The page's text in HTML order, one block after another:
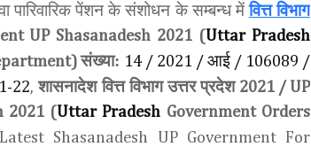
पारिवारिक पेंशन के संशोधन के सम्बन्ध मेंवित्त विभाग
UP Shasanadesh 2021 (Uttar Pradesh
संख्या: 14 / 2021 / आई / 106089 /
22, शासनादेश वित्त विभाग उत्तर प्रदेश2021 / UP
2021 (Uttar Pradesh Government Orders
Shasanadesh UP Government For